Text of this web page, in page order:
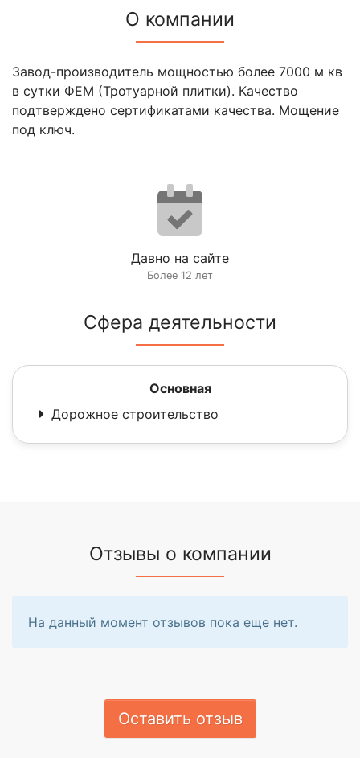
О компании
Завод-производитель мощностью более 7000 м кв
в сутки ФЕМ (Тротуарной плитки). Качество
подтверждено сертификатами качества. Мощение
под ключ.
Давно на сайте
Более 12 лет
Сфера деятельности
Основная
Дорожное строительство
Отзывы о компании
На данный момент отзывов пока еще нет.
Оставить отзыв